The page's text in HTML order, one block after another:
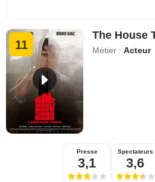
11
The House
Métier :Acteur
Presse
3,1
Spectateurs
3,6